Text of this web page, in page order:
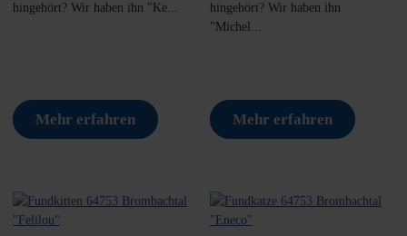
hingehört? Wir haben ihn "Ke...
Mehr erfahren
hingehört? Wir haben ihn
"Michel...
Mehr erfahren